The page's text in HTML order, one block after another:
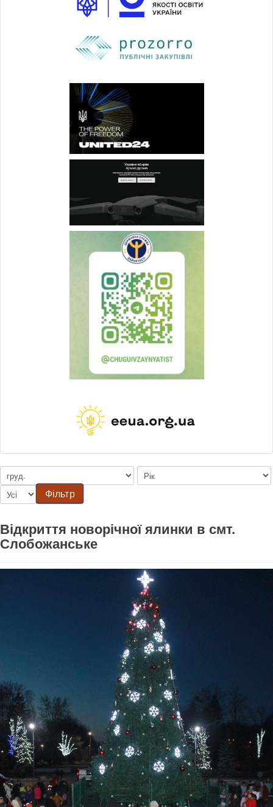
Фільтр
Відкриття новорічної ялинки в смт.
Слобожанське